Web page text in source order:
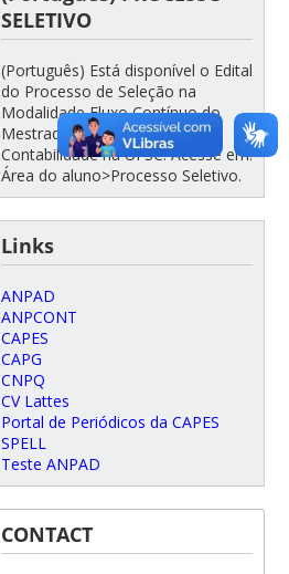
SELETIVO
(Português) Está disponível o Edital
do Processo de Seleção na
Modalidade Fluxo Contínuo do
Mestrado e Doutorado em
Contabilidade na UFSC. Acesse em:
Área do aluno>Processo Seletivo.
Links
ANPAD
ANPCONT
CAPES
CAPG
CNPQ
CV Lattes
Portal de Periódicos da CAPES
SPELL
Teste ANPAD
CONTACT